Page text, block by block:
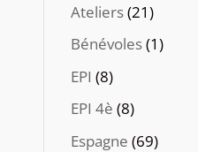
Ateliers(21)
Bénévoles(1)
EPI (8)
EPI 4è (8)
Espagne (69)